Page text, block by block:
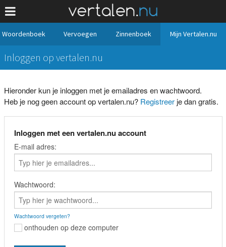
Woordenboek Vervoegen Zinnenboek Mijn Vertalen.nu
Inloggen op vertalen.nu
Hieronder kun je inloggen met je emailadres en wachtwoord.
Heb je nog geen account op vertalen.nu? Registreerje dan gratis.
Inloggen met een vertalen.nu account
E-mail adres:
Wachtwoord:
Wachtwoord vergeten?
onthouden op deze computer